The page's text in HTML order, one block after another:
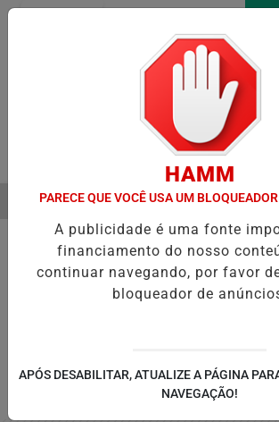
Pesquisar Notícia
RECUPERAÇÃO FISCAL PARA EQUILIBRAR
EM ALTA
HAMM
PARECE QUE VOCÊ USA UM
A publicidade é uma fonte
financiamento do nosso
continuar navegando, por favor
bloqueador de
APÓS DESABILITAR, ATUALIZE A PÁGINA
NAVEGAÇÃO!